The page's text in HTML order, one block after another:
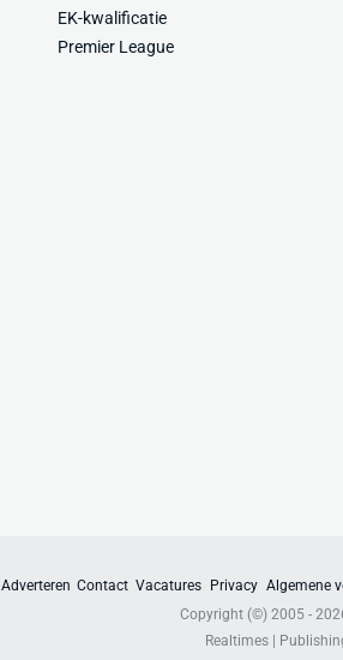
EK-kwalificatie
Premier League
Adverteren Contact Vacatures Privacy Algemene
Copyright (©) 2005 -
Realtimes |